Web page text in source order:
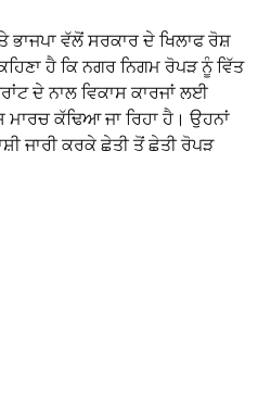
ਵੱਲੋਂ ਸਰਕਾਰ ਦੇ ਖਿਲਾਫ ਰੋਸ਼
ਹੈ ਕਿ ਨਗਰ ਨਿਗਮ ਰੋਪੜ ਨੂੰ ਵਿੱਤ
ਦੇ ਨਾਲ ਵਿਕਾਸ ਕਾਰਜਾਂ ਲਈ
ਕੱਢਿਆ ਜਾ ਰਿਹਾ ਹੈ। ਉਹਨਾਂ
ਜਾਰੀ ਕਰਕੇ ਛੇਤੀ ਤੋਂ ਛੇਤੀ ਰੋਪੜ